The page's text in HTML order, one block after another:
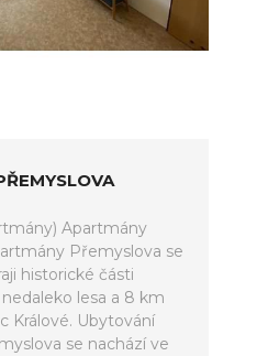
Apartmány
Přemyslova se
historické části
lesa a 8 km
Králové. Ubytování
se nachází ve